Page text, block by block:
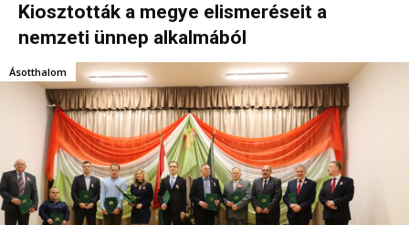
Kiosztották a megye elismeréseit a
nemzeti ünnep alkalmából
Ásotthalom